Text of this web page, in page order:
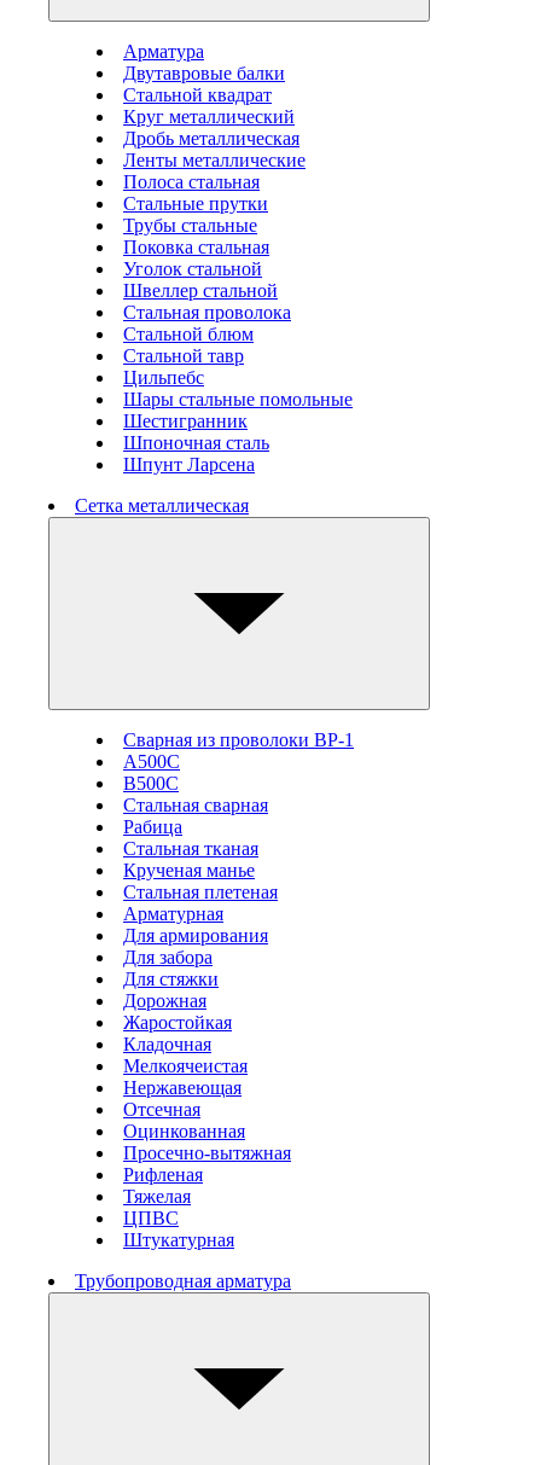
Арматура
Двутавровые балки
Стальной квадрат
Круг металлический
Дробь металлическая
Ленты металлические
Полоса стальная
Стальные прутки
Трубы стальные
Поковка стальная
Уголок стальной
Швеллер стальной
Стальная проволока
Стальной блюм
Стальной тавр
Цильпебс
Шары стальные помольные
Шестигранник
Шпоночная сталь
Шпунт Ларсена
Сетка металлическая
Сварная из проволоки ВР-1
А500С
В500С
Стальная сварная
Рабица
Стальная тканая
Крученая манье
Стальная плетеная
Арматурная
Для армирования
Для забора
Для стяжки
Дорожная
Жаростойкая
Кладочная
Мелкоячеистая
Нержавеющая
Отсечная
Оцинкованная
Просечно-вытяжная
Рифленая
Тяжелая
ЦПВС
Штукатурная
Трубопроводная арматура